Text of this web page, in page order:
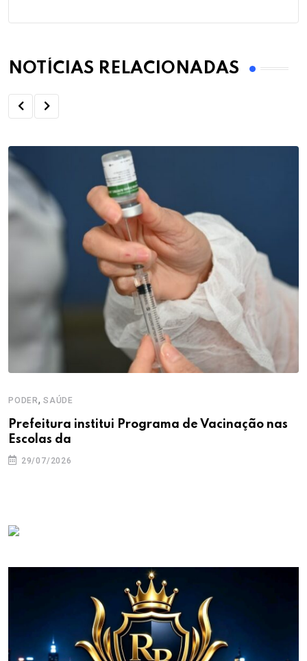
NOTÍCIAS RELACIONADAS
PODER, SAÚDE
Prefeitura institui Programa de Vacinação nas
Escolas da
29/07/2026